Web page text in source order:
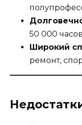
50 000
Широкий
ремонт,